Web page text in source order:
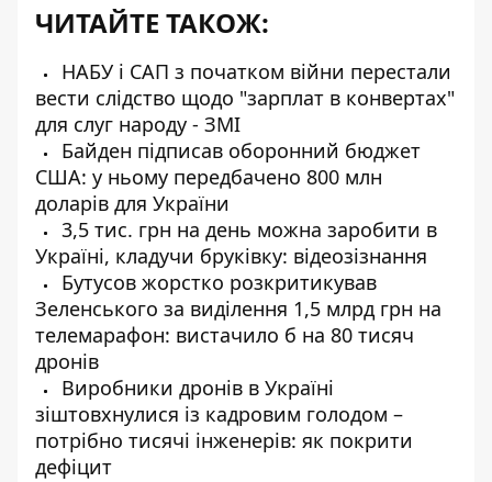
ЧИТАЙТЕ ТАКОЖ:
НАБУ і САП з початком війни перестали
вести слідство щодо "зарплат в конвертах"
для слуг народу - ЗМІ
Байден підписав оборонний бюджет
США: у ньому передбачено 800 млн
доларів для України
3,5 тис. грн на день можна заробити в
Україні, кладучи бруківку: відеозізнання
Бутусов жорстко розкритикував
Зеленського за виділення 1,5 млрд грн на
телемарафон: вистачило б на 80 тисяч
дронів
Виробники дронів в Україні
зіштовхнулися із кадровим голодом –
потрібно тисячі інженерів: як покрити
дефіцит